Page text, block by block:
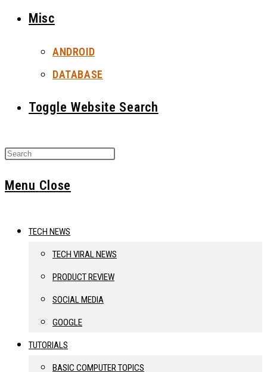
Misc
ANDROID
DATABASE
Toggle Website Search
Menu Close
TECH NEWS
TECH VIRAL NEWS
PRODUCT REVIEW
SOCIAL MEDIA
GOOGLE
TUTORIALS
BASIC COMPUTER TOPICS